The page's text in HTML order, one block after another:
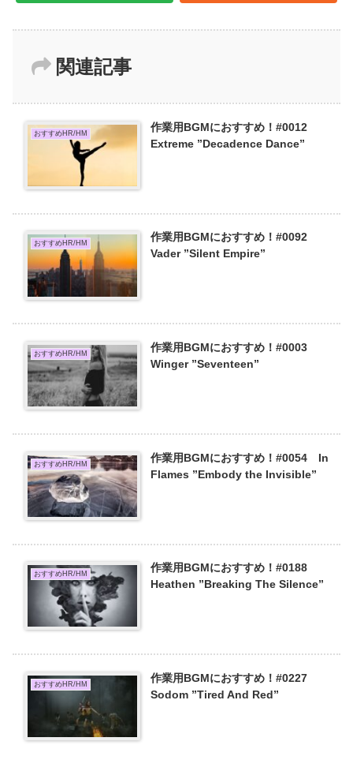
関連記事
おすすめHR/HM
作業用BGMにおすすめ！#0012
Extreme ”Decadence Dance”
おすすめHR/HM
作業用BGMにおすすめ！#0092
Vader ”Silent Empire”
おすすめHR/HM
作業用BGMにおすすめ！#0003
Winger ”Seventeen”
おすすめHR/HM
作業用BGMにおすすめ！#0054 In
Flames ”Embody the Invisible”
おすすめHR/HM
作業用BGMにおすすめ！#0188
Heathen ”Breaking The Silence”
おすすめHR/HM
作業用BGMにおすすめ！#0227
Sodom ”Tired And Red”